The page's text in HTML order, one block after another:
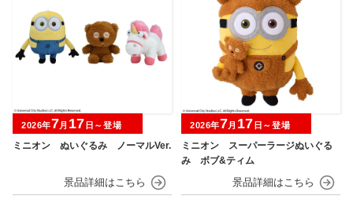
ミニオン ぬいぐるみ ノーマルVer.
2026年7月 17 日～登場
ミニオン スーパーラージぬいぐる
み ボブ&ティム
2026年7月 17 日～登場